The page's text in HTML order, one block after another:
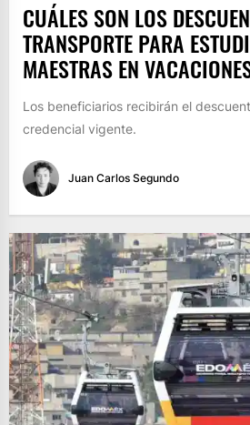
CUÁLES SON LOS
TRANSPORTE PARA
MAESTRAS EN
Los beneficiarios recibirán el
credencial vigente.
Juan Carlos Segundo